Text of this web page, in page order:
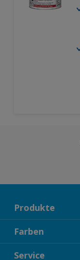
Produkte
FASSADENFARBEN
INNENFARBEN
LACKE
Farben
KOLLEKTIONEN
Service